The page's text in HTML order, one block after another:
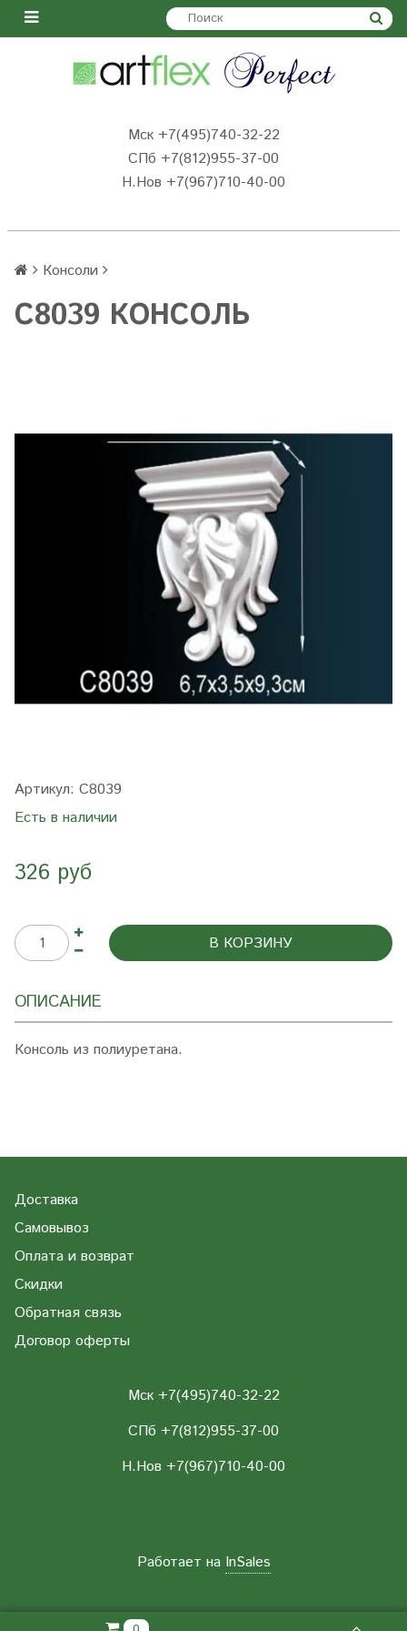
Мск +7(495)740-32-22
СПб +7(812)955-37-00
Н.Нов +7(967)710-40-00
Консоли
C8039 КОНСОЛЬ
Артикул: C8039
Есть в наличии
326 руб
В КОРЗИНУ
ОПИСАНИЕ
Консоль из полиуретана.
Доставка
Самовывоз
Оплата и возврат
Скидки
Обратная связь
Договор оферты
Мск +7(495)740-32-22
СПб +7(812)955-37-00
Н.Нов +7(967)710-40-00
Работает на InSales